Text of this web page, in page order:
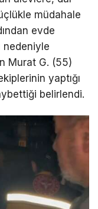
müdahale
evde
nedeniyle
Murat G. (55)
yaptığı
belirlendi.